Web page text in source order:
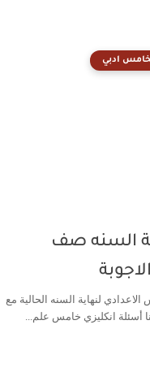
ادبي
السنه صف
لنهاية السنه الحالية مع
أسئلة انكليزي خامس علم...